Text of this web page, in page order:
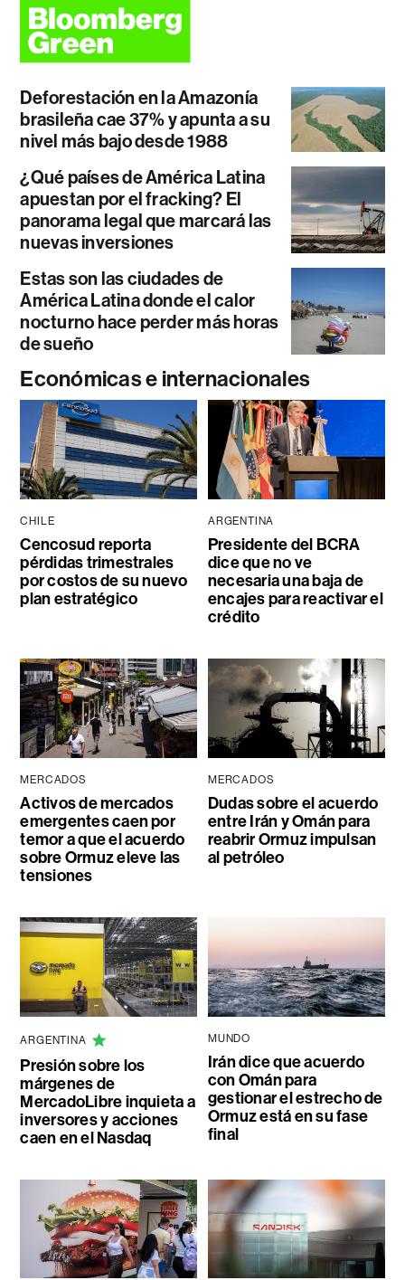
Deforestación en la Amazonía
brasileña cae 37% y apunta a su
nivel más bajo desde 1988
¿Qué países de América Latina
apuestan por el fracking? El
panorama legal que marcará las
nuevas inversiones
Estas son las ciudades de
América Latina donde el calor
nocturno hace perder más horas
de sueño
Económicas e internacionales
CHILE
Cencosud reporta
pérdidas trimestrales
por costos de su nuevo
plan estratégico
ARGENTINA
Presidente del BCRA
dice que no ve
necesaria una baja de
encajes para reactivar el
crédito
MERCADOS
Activos de mercados
emergentes caen por
temor a que el acuerdo
sobre Ormuz eleve las
tensiones
MERCADOS
Dudas sobre el acuerdo
entre Irán y Omán para
reabrir Ormuz impulsan
al petróleo
ARGENTINA
Presión sobre los
márgenes de
MercadoLibre inquieta a
inversores y acciones
caen en el Nasdaq
MUNDO
Irán dice que acuerdo
con Omán para
gestionar el estrecho de
Ormuz está en su fase
final